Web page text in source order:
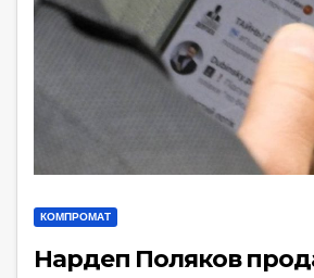
КОМПРОМАТ
Нардеп Поляков